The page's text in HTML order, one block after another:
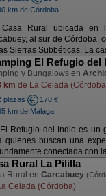
km de Córdoba
Casa Rural ubicada en
al sur de Córdoba,
Sierras Subbéticas. La
El Refugio del
y Bungalows en
km de La Celada
plazas
178 €
km de Málaga
El Refugio del Indio es un
quienes buscan una
conectada con
Rural La Pililla
Rural en Carcabuey
Celada (Córdoba)